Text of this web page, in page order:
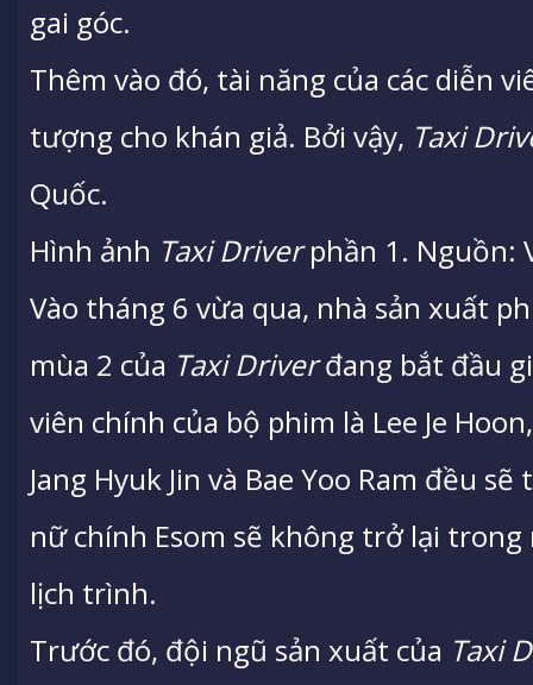
gai góc.
Thêm vào đó, tài năng của các diễn
tượng cho khán giả. Bởi vậy, Taxi
Quốc.
Hình ảnh Taxi Driverphần 1. Nguồn:
Vào tháng 6 vừa qua, nhà sản xuất
mùa 2 của Taxi Driverđang bắt đầu
viên chính của bộ phim là Lee Je
Jang Hyuk Jin và Bae Yoo Ram đều
nữ chính Esom sẽ không trở lại
lịch trình.
Trước đó, đội ngũ sản xuất của Taxi